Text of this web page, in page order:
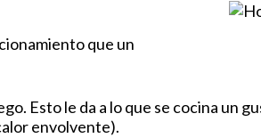
que un
Esto le da a lo que se cocina un
envolvente).